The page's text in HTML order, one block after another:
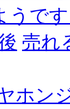
うで
売れ
ホン